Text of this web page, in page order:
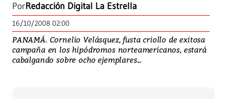
PorRedacción Digital La Estrella
16/10/2008 02:00
PANAMÁ. Cornelio Velásquez, fusta criollo de exitosa
campaña en los hipódromos norteamericanos, estará
cabalgando sobre ocho ejemplares...